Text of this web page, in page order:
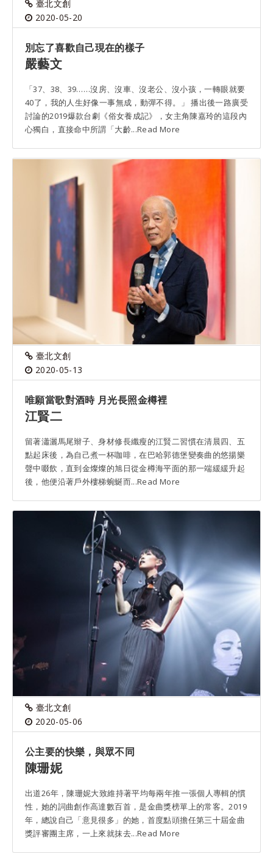
臺北文創
2020-05-20
別忘了喜歡自己現在的樣子
嚴藝文
「37、38、39……沒房、沒車、沒老公、沒小孩，一轉眼就要
40了，我的人生好像一事無成，動彈不得。」 播出後一路廣受
討論的2019爆款台劇《俗女養成記》，女主角陳嘉玲的這段內
心獨白，直接命中所謂「大齡...Read More
臺北文創
2020-05-13
唯願當歌對酒時 月光長照金樽裡
江賢二
留著瀟灑馬尾辮子、身材修長纖瘦的江賢二習慣在清晨四、五
點起床後，為自己煮一杯咖啡，在巴哈郭德堡變奏曲的悠揚樂
聲中啜飲，直到金燦燦的旭日從金樽海平面的那一端緩緩升起
後，他便沿著戶外樓梯蜿蜒而...Read More
臺北文創
2020-05-06
公主要的快樂，與眾不同
陳珊妮
出道26年，陳珊妮大致維持著平均每兩年推一張個人專輯的慣
性，她的詞曲創作高達數百首，是金曲獎榜單上的常客。2019
年，總說自己「意見很多」的她，首度點頭擔任第三十屆金曲
獎評審團主席，一上來就抹去...Read More